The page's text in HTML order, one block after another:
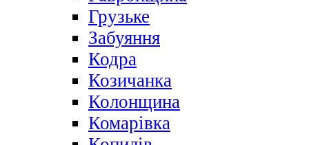
Грузьке
Забуяння
Кодра
Козичанка
Колонщина
Комарівка